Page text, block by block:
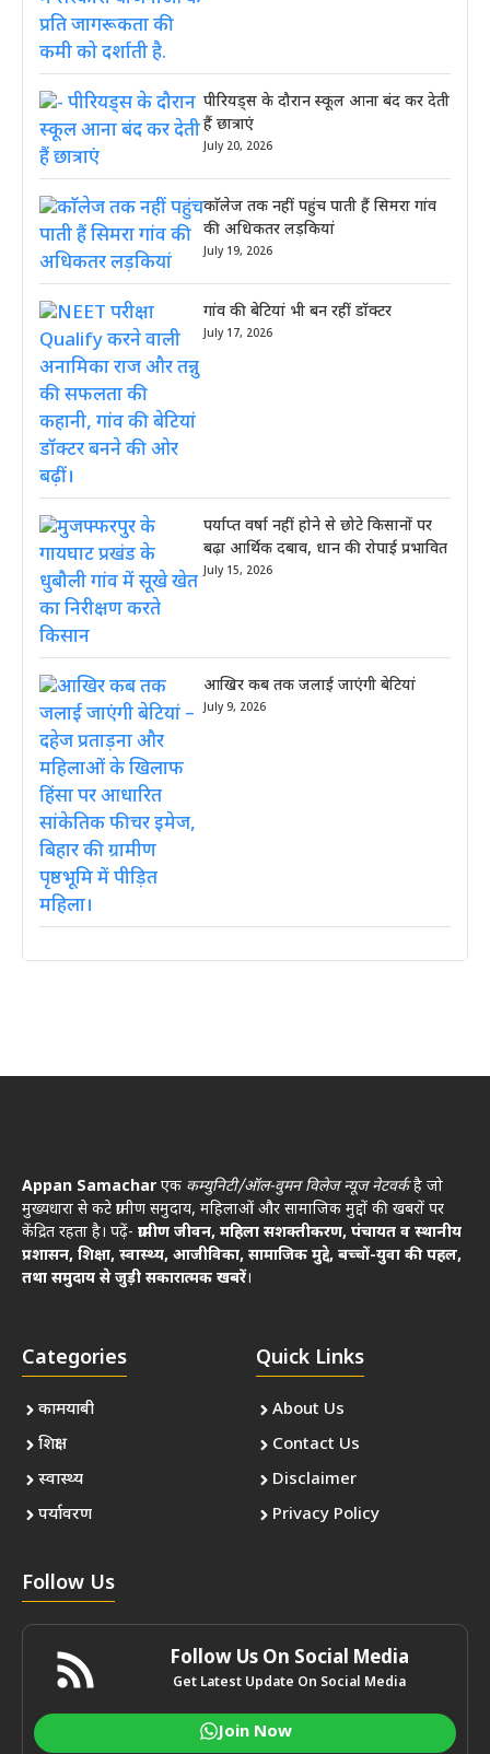
पीरियड्स के दौरान स्कूल आना बंद कर देती
हैं छात्राएं
July 20, 2026
काॅलेज तक नहीं पहुंच पाती हैं सिमरा गांव
की अधिकतर लड़कियां
July 19, 2026
गांव की बेटियां भी बन रहीं डॉक्टर
July 17, 2026
पर्याप्त वर्षा नहीं होने से छोटे किसानों पर
बढ़ा आर्थिक दबाव, धान की रोपाई प्रभावित
July 15, 2026
आखिर कब तक जलाई जाएंगी बेटियां
July 9, 2026
Appan Samachar एक कम्युनिटी/ऑल-वुमन विलेज न्यूज नेटवर्कहै जो
मुख्यधारा से कटे ग्रामीण समुदाय, महिलाओं और सामाजिक मुद्दों की खबरों पर
केंद्रित रहता है। पढ़ें- ग्रामीण जीवन, महिला सशक्तीकरण, पंचायत व स्थानीय
प्रशासन, शिक्षा, स्वास्थ्य, आजीविका, सामाजिक मुद्दे, बच्चों-युवा की पहल,
तथा समुदाय से जुड़ी सकारात्मक खबरें।
Categories
कामयाबी
शिक्षा
स्वास्थ्य
पर्यावरण
Quick Links
About Us
Contact Us
Disclaimer
Privacy Policy
Follow Us
Follow Us On Social Media
Get Latest Update On Social Media
Join Now